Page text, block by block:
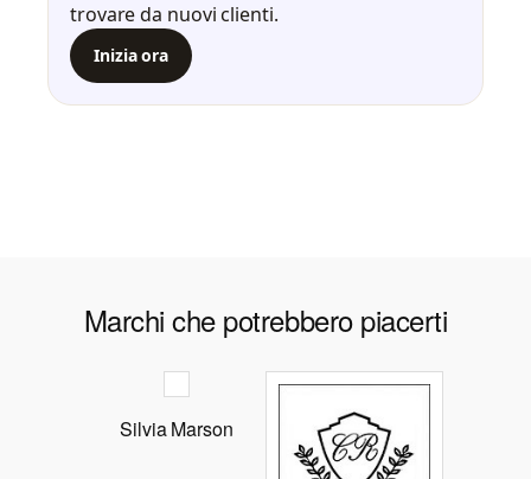
trovare da nuovi clienti.
Inizia ora
Marchi che potrebbero piacerti
Silvia Marson